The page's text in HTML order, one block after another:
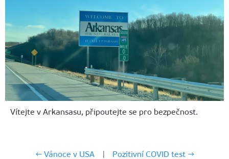
Vítejte v Arkansasu, připoutejte se pro bezpečnost.
← Vánoce v USA | Pozitivní COVID test →